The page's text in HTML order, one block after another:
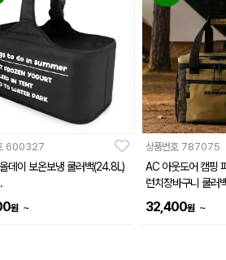
600327
데이 보온보냉 쿨러백(24.8L)
원 ~
상품번호 787075
AC 아웃도어 캠핑
런치장바구니 쿨러
32,400원 ~